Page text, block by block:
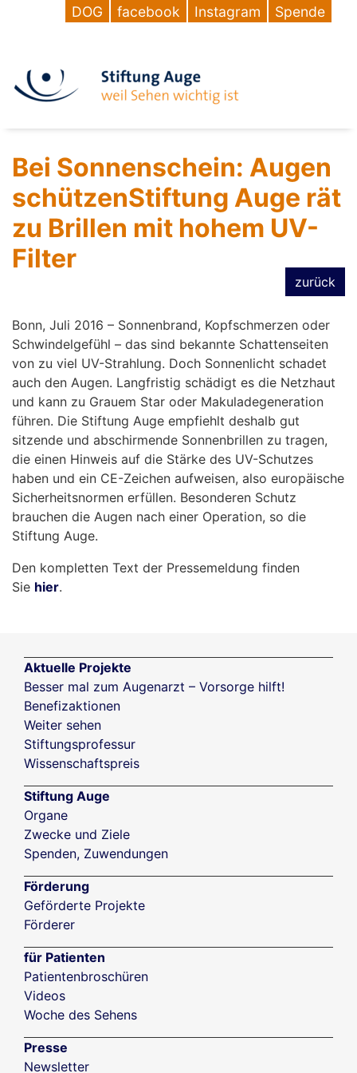
DOG facebook Instagram Spende
Bei Sonnenschein: Augen
schützenStiftung Auge rät
zu Brillen mit hohem UV-
Filter
zurück
Bonn, Juli 2016 – Sonnenbrand, Kopfschmerzen oder
Schwindelgefühl – das sind bekannte Schattenseiten
von zu viel UV-Strahlung. Doch Sonnenlicht schadet
auch den Augen. Langfristig schädigt es die Netzhaut
und kann zu Grauem Star oder Makuladegeneration
führen. Die Stiftung Auge empfiehlt deshalb gut
sitzende und abschirmende Sonnenbrillen zu tragen,
die einen Hinweis auf die Stärke des UV-Schutzes
haben und ein CE-Zeichen aufweisen, also europäische
Sicherheitsnormen erfüllen. Besonderen Schutz
brauchen die Augen nach einer Operation, so die
Stiftung Auge.
Den kompletten Text der Pressemeldung finden
Sie hier.
Aktuelle Projekte
Besser mal zum Augenarzt – Vorsorge hilft!
Benefizaktionen
Weiter sehen
Stiftungsprofessur
Wissenschaftspreis
Stiftung Auge
Organe
Zwecke und Ziele
Spenden, Zuwendungen
Förderung
Geförderte Projekte
Förderer
für Patienten
Patientenbroschüren
Videos
Woche des Sehens
Presse
Newsletter